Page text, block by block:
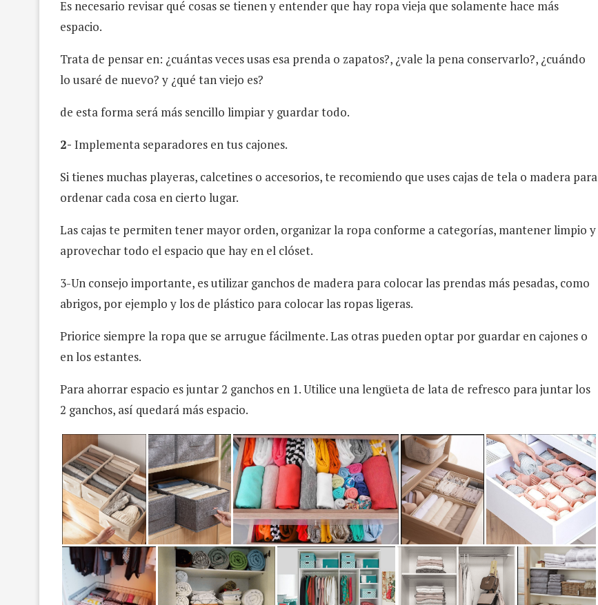
Es necesario revisar qué cosas se tienen y entender que hay ropa vieja que solamente hace más
espacio.
Trata de pensar en: ¿cuántas veces usas esa prenda o zapatos?, ¿vale la pena conservarlo?, ¿cuándo
lo usaré de nuevo? y ¿qué tan viejo es?
de esta forma será más sencillo limpiar y guardar todo.
2- Implementa separadores en tus cajones.
Si tienes muchas playeras, calcetines o accesorios, te recomiendo que uses cajas de tela o madera para
ordenar cada cosa en cierto lugar.
Las cajas te permiten tener mayor orden, organizar la ropa conforme a categorías, mantener limpio y
aprovechar todo el espacio que hay en el clóset.
3-Un consejo importante, es utilizar ganchos de madera para colocar las prendas más pesadas, como
abrigos, por ejemplo y los de plástico para colocar las ropas ligeras.
Priorice siempre la ropa que se arrugue fácilmente. Las otras pueden optar por guardar en cajones o
en los estantes.
Para ahorrar espacio es juntar 2 ganchos en 1. Utilice una lengüeta de lata de refresco para juntar los
2 ganchos, así quedará más espacio.